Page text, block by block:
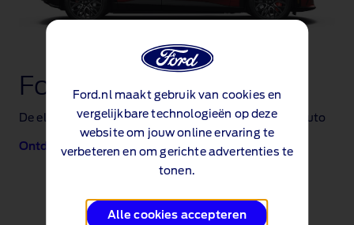
Ford.nl maakt gebruik van cookies en
vergelijkbare technologieën op deze
website om jouw online ervaring te
verbeteren en om gerichte advertenties te
tonen.
Alle cookies accepteren
Ford Mustang Mach‑E
De elektrische SUV met het karakter van een sportauto
Ontdek de Mustang Mach‑E